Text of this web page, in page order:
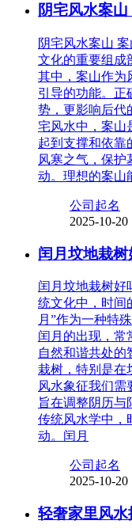
阴宅风水案
阴宅风水案山
文化的重要组成
其中，案山作为
引导的功能。正
势，更影响后代
宅风水中，案山
起到支撑和依靠
风寒之气，保护
动。理想的案山
公司起名
2025-10-20
闰月坟地栽
闰月坟地栽树好
统文化中，时间
月”作为一种特
闰月的出现，常
自然和谐共处的
栽树，特别是在
风水象征我们需
旨在调整阴历与
传统风水学中，
动。闰月
公司起名
2025-10-20
轻奢家里风